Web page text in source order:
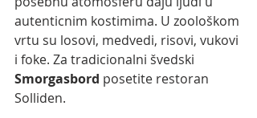
autenticnim kostimima. U zoološkom
vrtu su losovi, medvedi, risovi, vukovi
i foke. Za tradicionalni švedski
Smorgasbord posetite restoran
Solliden.